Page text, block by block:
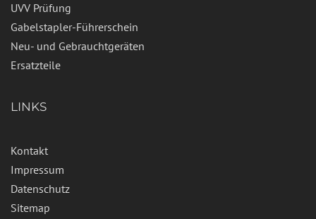
UVV Prüfung
Gabelstapler-Führerschein
Neu- und Gebrauchtgeräten
Ersatzteile
LINKS
Kontakt
Impressum
Datenschutz
Sitemap